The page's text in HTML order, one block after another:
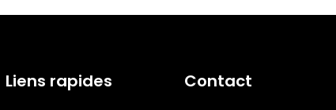
Liens rapides Contact